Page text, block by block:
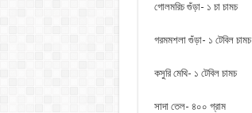
গোলমরিচ গুঁড়া- ১ চা চামচ
গরমমশলা গুঁড়া- ১ টেবিল চামচ
কসুরি মেথি- ১ টেবিল চামচ
সাদা তেল- ৪০০ গ্রাম